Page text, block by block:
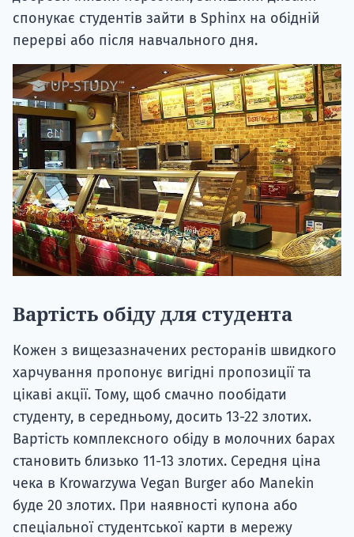
спонукає студентів зайти в Sphinx на обідній
перерві або після навчального дня.
Вартість обіду для студента
Кожен з вищезазначених ресторанів швидкого
харчування пропонує вигідні пропозиції та
цікаві акції. Тому, щоб смачно пообідати
студенту, в середньому, досить 13-22 злотих.
Вартість комплексного обіду в молочних барах
становить близько 11-13 злотих. Середня ціна
чека в Krowarzywa Vegan Burger або Manekin
буде 20 злотих. При наявності купона або
спеціальної студентської карти в мережу